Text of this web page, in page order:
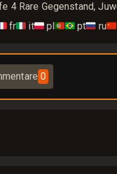
4 Rare Gegenstand,
fr🇮🇹 it🇵🇱 pl🇵🇹🇧🇷 pt🇷🇺 ru🇨🇳
0